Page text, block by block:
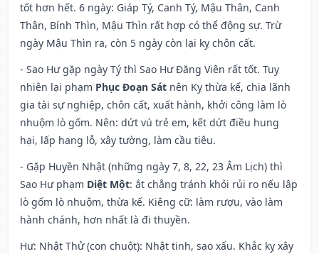
tốt hơn hết. 6 ngày: Giáp Tý, Canh Tý, Mậu Thân, Canh
Thân, Bính Thìn, Mậu Thìn rất hợp có thể động sự. Trừ
ngày Mậu Thìn ra, còn 5 ngày còn lại kỵ chôn cất.
- Sao Hư gặp ngày Tý thì Sao Hư Đăng Viên rất tốt. Tuy
nhiên lại phạm Phục Đoạn Sát nên Kỵ thừa kế, chia lãnh
gia tài sự nghiệp, chôn cất, xuất hành, khởi công làm lò
nhuộm lò gốm. Nên: dứt vú trẻ em, kết dứt điều hung
hại, lấp hang lỗ, xây tường, làm cầu tiêu.
- Gặp Huyền Nhật (những ngày 7, 8, 22, 23 Âm Lịch) thì
Sao Hư phạm Diệt Một: ắt chẳng tránh khỏi rủi ro nếu lập
lò gốm lò nhuộm, thừa kế. Kiêng cữ: làm rượu, vào làm
hành chánh, hơn nhất là đi thuyền.
Hư: Nhật Thử (con chuột): Nhật tinh, sao xấu. Khắc kỵ xây